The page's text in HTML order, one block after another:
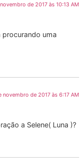
de 2017 às 10:13 AM
uma
novembro de 2017 às 6:17 AM
a Selene( Luna )?